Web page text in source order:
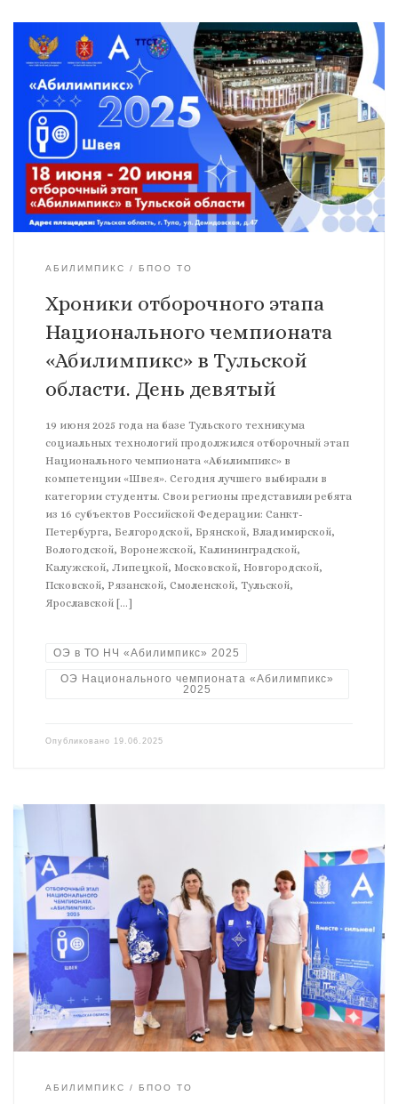
АБИЛИМПИКС БПОО ТО
Хроники отборочного этапа
Национального чемпионата
«Абилимпикс» в Тульской
области. День девятый
19 июня 2025 года на базе Тульского техникума
социальных технологий продолжился отборочный этап
Национального чемпионата «Абилимпикс» в
компетенции «Швея». Сегодня лучшего выбирали в
категории студенты. Свои регионы представили ребята
из 16 субъектов Российской Федерации: Санкт-
Петербурга, Белгородской, Брянской, Владимирской,
Вологодской, Воронежской, Калининградской,
Калужской, Липецкой, Московской, Новгородской,
Псковской, Рязанской, Смоленской, Тульской,
Ярославской […]
ОЭ в ТО НЧ «Абилимпикс» 2025
ОЭ Национального чемпионата «Абилимпикс»
2025
Опубликовано 19.06.2025
АБИЛИМПИКС БПОО ТО